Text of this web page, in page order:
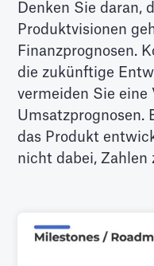
Denken Sie daran,
Produktvisionen
Finanzprognosen.
die zukünftige
vermeiden Sie eine
Umsatzprognosen.
das Produkt
nicht dabei, Zahlen